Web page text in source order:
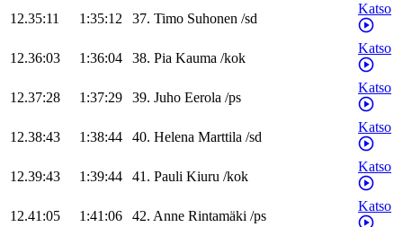
12.35:11 1:35:12 37. Timo Suhonen /sd
Katso
12.36:03 1:36:04 38. Pia Kauma /kok
Katso
12.37:28 1:37:29 39. Juho Eerola /ps
Katso
12.38:43 1:38:44 40. Helena Marttila /sd
Katso
12.39:43 1:39:44 41. Pauli Kiuru /kok
Katso
12.41:05 1:41:06 42. Anne Rintamäki /ps
Katso